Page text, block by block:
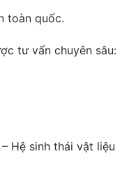
toàn quốc.
tư vấn chuyên sâu:
– Hệ sinh thái vật liệu